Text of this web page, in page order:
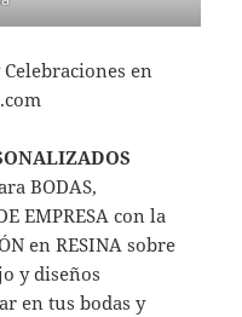
en
BODAS,
EMPRESA con la
en RESINA sobre
y diseños
en tus bodas y